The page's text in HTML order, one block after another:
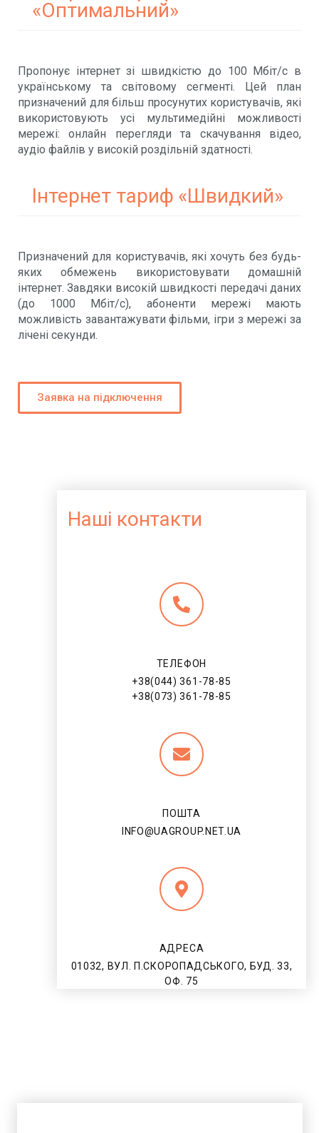
«Оптимальний»
Пропонує інтернет зі швидкістю до 100 Мбіт/с в
українському та світовому сегменті. Цей план
призначений для більш просунутих користувачів, які
використовують усі мультимедійні можливості
мережі: онлайн перегляди та скачування відео,
аудіо файлів у високій роздільній здатності.
Інтернет тариф «Швидкий»
Призначений для користувачів, які хочуть без будь-
яких обмежень використовувати домашній
інтернет. Завдяки високій швидкості передачі даних
(до 1000 Мбіт/с), абоненти мережі мають
можливість завантажувати фільми, ігри з мережі за
лічені секунди.
Заявка на підключення
Наші контакти
ТЕЛЕФОН
+38(044) 361-78-85
+38(073) 361-78-85
ПОШТА
INFO@UAGROUP.NET.UA
АДРЕСА
01032, ВУЛ. П.СКОРОПАДСЬКОГО, БУД. 33,
ОФ. 75